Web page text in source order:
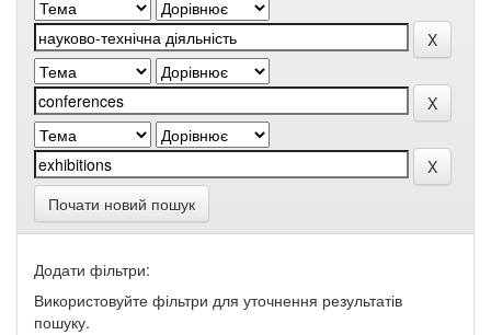
Почати новий пошук
Додати фільтри:
Використовуйте фільтри для уточнення результатів
пошуку.